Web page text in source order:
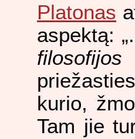
Platonas
aspektą:
kurio,
Tam jie